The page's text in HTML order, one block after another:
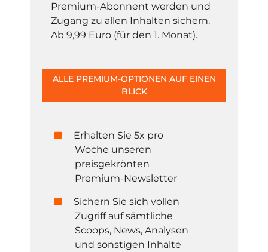
Premium-Abonnent werden und
Zugang zu allen Inhalten sichern.
Ab 9,99 Euro (für den 1. Monat).
ALLE PREMIUM-OPTIONEN AUF EINEN
BLICK
Erhalten Sie 5x pro
Woche unseren
preisgekrönten
Premium-Newsletter
Sichern Sie sich vollen
Zugriff auf sämtliche
Scoops, News, Analysen
und sonstigen Inhalte